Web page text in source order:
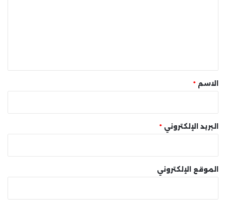
* الاسم *
البريد الإلكتروني *
الموقع الإلكتروني